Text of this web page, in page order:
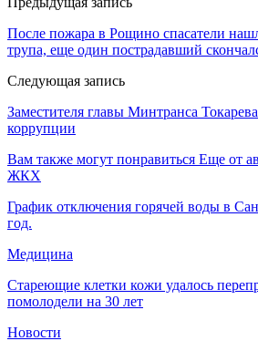
После пожара в Рощино спасатели
трупа, еще один пострадавший
Следующая запись
Заместителя главы Минтранса
коррупции
Вам также могут понравиться Еще от
ЖКХ
График отключения горячей воды в
год.
Медицина
Стареющие клетки кожи удалось
помолодели на 30 лет
Новости